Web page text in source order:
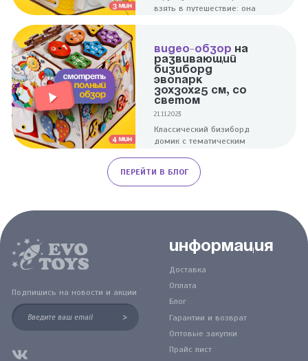
взять в путешествие: она
ВИДЕО-ОБЗОР НА
РАЗВИВАЮЩИЙ
БИЗИБОРД
ЭВОПАРК
30Х30Х25 СМ, СО
СВЕТОМ
21.11.2023
Классический бизиборд
домик с тематическим
развитии малышей. Для
тренировки пальчиков
здесь собраны элементы,
фактуре.
ПЕРЕЙТИ В БЛОГ
Подпишись на новости и акции
>
Информация
Доставка
Оплата
Блог
Гарантии и возврат
Оптовые закупки
Прайс лист